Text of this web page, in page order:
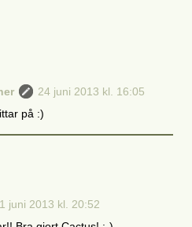
24 juni 2013 kl. 16:05
på :)
juni 2013 kl. 20:52